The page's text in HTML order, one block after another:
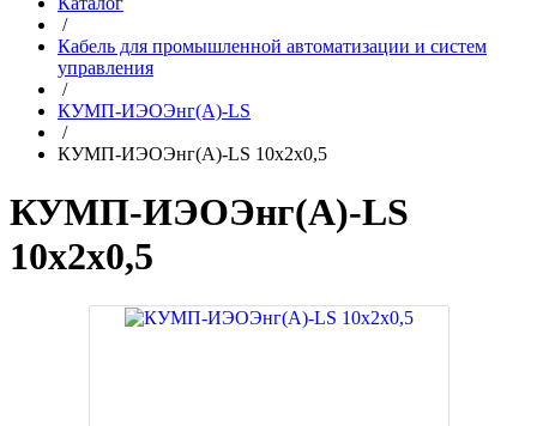
/
Кабель для промышленной автоматизации и систем
управления
/
КУМП-ИЭОЭнг(A)-LS
/
КУМП-ИЭОЭнг(A)-LS 10x2x0,5
КУМП-ИЭОЭнг(A)-LS
10x2x0,5